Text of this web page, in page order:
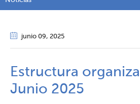
junio 09, 2025
Estructura
Junio 2025